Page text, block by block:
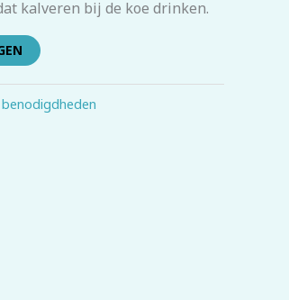
kalveren bij de koe drinken.